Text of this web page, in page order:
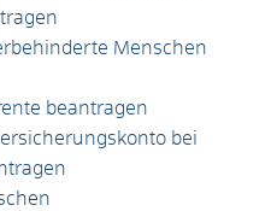
Menschen
beantragen
bei